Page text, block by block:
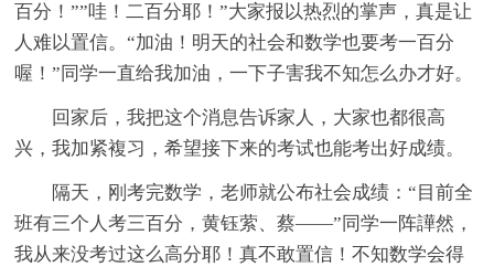
百分！””哇！二百分耶！”大家报以热烈的掌声，真是让
人难以置信。“加油！明天的社会和数学也要考一百分
喔！”同学一直给我加油，一下子害我不知怎么办才好。
回家后，我把这个消息告诉家人，大家也都很高
兴，我加紧複习，希望接下来的考试也能考出好成绩。
隔天，刚考完数学，老师就公布社会成绩：“目前全
班有三个人考三百分，黄钰萦、蔡——”同学一阵譁然，
我从来没考过这么高分耶！真不敢置信！不知数学会得